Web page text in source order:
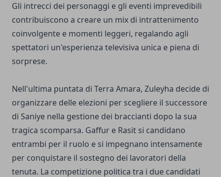
Gli intrecci dei personaggi e gli eventi imprevedibili
contribuiscono a creare un mix di intrattenimento
coinvolgente e momenti leggeri, regalando agli
spettatori un'esperienza televisiva unica e piena di
sorprese.
Nell'ultima puntata di Terra Amara, Zuleyha decide di
organizzare delle elezioni per scegliere il successore
di Saniye nella gestione dei braccianti dopo la sua
tragica scomparsa. Gaffur e Rasit si candidano
entrambi per il ruolo e si impegnano intensamente
per conquistare il sostegno dei lavoratori della
tenuta. La competizione politica tra i due candidati